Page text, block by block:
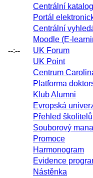
--:--
Centrální katalog
Portál
Centrální
Moodle (E-
UK Forum
UK Point
Centrum
Platforma
Klub Alumni
Evropská
Přehled školitelů
Souborový
Promoce
Harmonogram
Evidence
Nástěnka